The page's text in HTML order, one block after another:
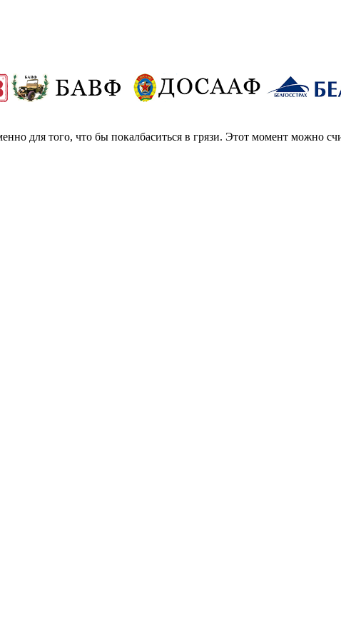
для того, что бы покалбаситься в грязи. Этот момент можно